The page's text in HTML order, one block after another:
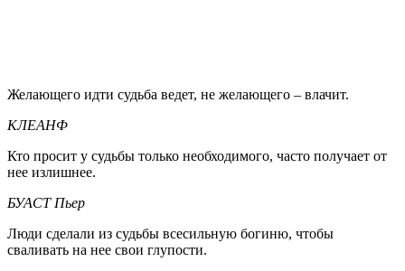
Желающего идти судьба ведет, не желающего – влачит.
КЛЕАНФ
Кто просит у судьбы только необходимого, часто получает от
нее излишнее.
БУАСТ Пьер
Люди сделали из судьбы всесильную богиню, чтобы
сваливать на нее свои глупости.